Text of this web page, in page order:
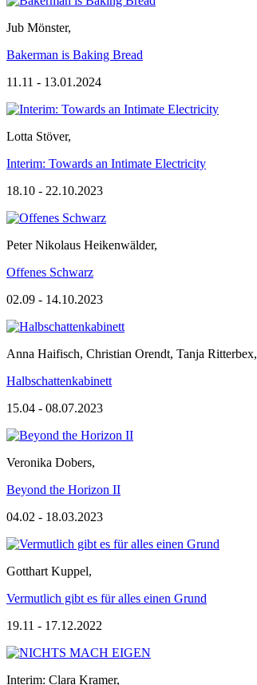
Jub Mönster,
Bakerman is Baking Bread
11.11 - 13.01.2024
Lotta Stöver,
Interim: Towards an Intimate Electricity
18.10 - 22.10.2023
Peter Nikolaus Heikenwälder,
Offenes Schwarz
02.09 - 14.10.2023
Anna Haifisch, Christian Orendt, Tanja Ritterbex,
Halbschattenkabinett
15.04 - 08.07.2023
Veronika Dobers,
Beyond the Horizon II
04.02 - 18.03.2023
Gotthart Kuppel,
Vermutlich gibt es für alles einen Grund
19.11 - 17.12.2022
Interim: Clara Kramer,